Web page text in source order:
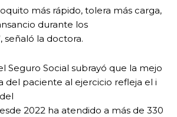
más rápido, tolera más carga,
durante los
señaló la doctora.
Seguro Social subrayó que la mejo
del paciente al ejercicio refleja el i
2022 ha atendido a más de 330